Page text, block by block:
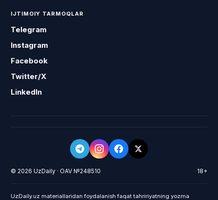
IJTIMOIY TARMOQLAR
Telegram
Instagram
Facebook
Twitter/X
LinkedIn
© 2026 UzDaily · OAV №248510 18+
UzDaily.uz materiallaridan foydalanish faqat tahririyatning yozma